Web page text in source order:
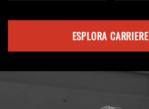
ESPLORA CARRIERE